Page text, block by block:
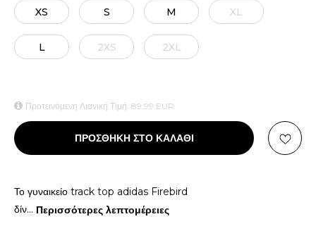
XS S M XL
L 2XS 2XL
Προτεινόμενη Λιανική Τιμή: 89,99 EUR
ΠΡΟΣΘΗΚΗ ΣΤΟ ΚΑΛΑΘΙ
Το γυναικείο track top adidas Firebird
δίν... Περισσότερες λεπτομέρειες